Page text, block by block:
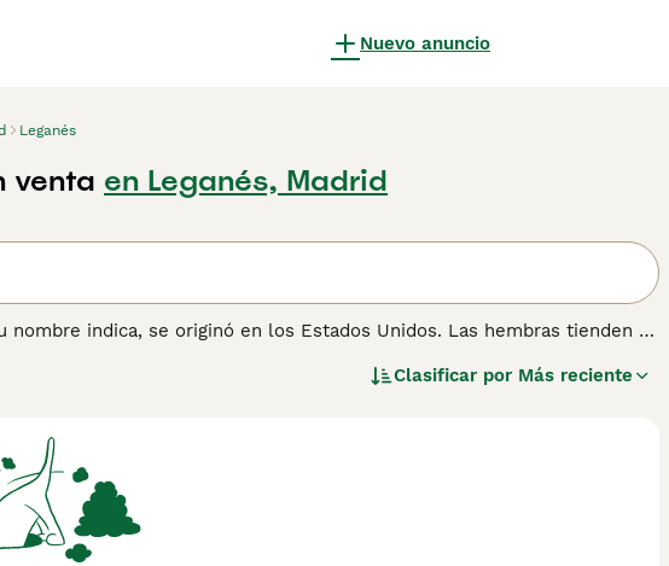
Nuevo anuncio
Leganés
venta en Leganés, Madrid
indica, se originó en los Estados Unidos. Las hembras tienden a
gracias a su naturaleza tranquila y cariñosa, que ha convertido al
ya que no hay muchos American Shorthair bien educados
de compra de American Shorthair para obtener información sobre esta
Clasificar por Más reciente